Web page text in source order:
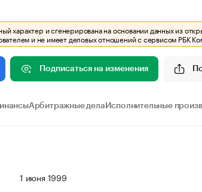
характер и сгенерирована на основании данных из
и не имеет деловых отношений с сервисом РБК
Подписаться на изменения
Арбитражные дела Исполнительные
1 июня 1999